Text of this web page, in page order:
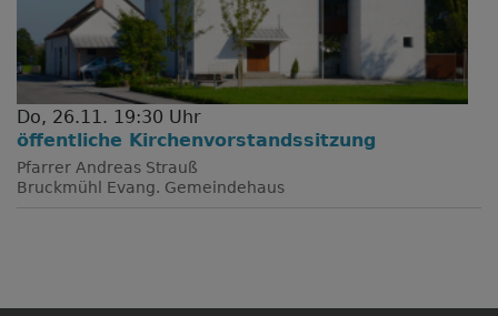
Do, 26.11. 19:30 Uhr
öffentliche Kirchenvorstandssitzung
Pfarrer Andreas Strauß
Bruckmühl
Evang. Gemeindehaus